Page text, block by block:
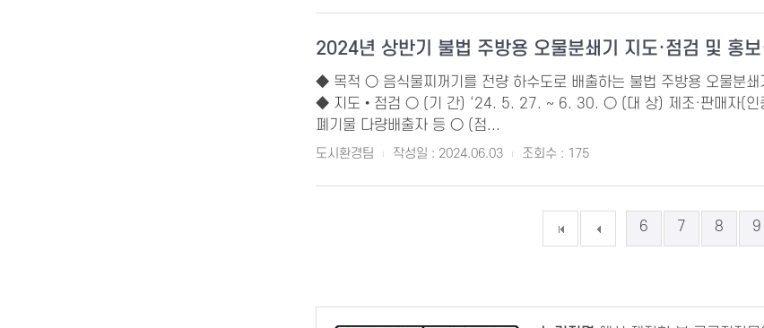
2024년 상반기 불법 주방용 오물분쇄기 지도·점검 및 홍보
◆ 목적 ○ 음식물찌꺼기를 전량 하수도로 배출하는 불법 주방용 오물분쇄
◆ 지도•점검 ○ (기 간) ‘24. 5. 27. ~ 6. 30. ○ (대 상) 제조·판매자(인
폐기물 다량배출자 등 ○ (점...
도시환경팀 작성일 : 2024.06.03 조회수 : 175
6 7 8 9